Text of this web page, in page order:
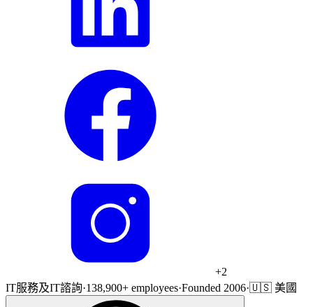
+2
IT服務及IT諮詢·138,900+ employees·Founded 2006·🇺🇸 美國